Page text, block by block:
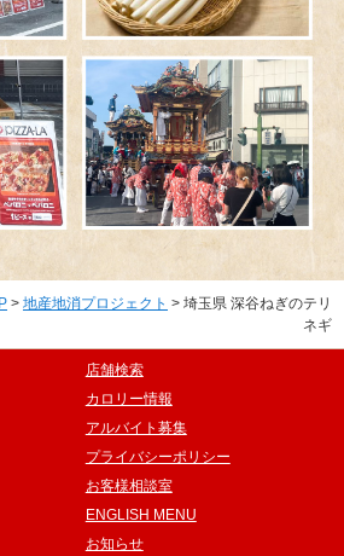
> 地産地消プロジェクト > 埼玉県 深谷ねぎのテリ
ネギ
店舗検索
カロリー情報
アルバイト募集
プライバシーポリシー
お客様相談室
ENGLISH MENU
お知らせ